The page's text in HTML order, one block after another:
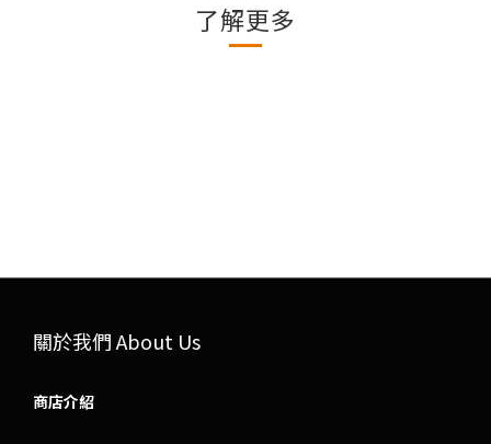
了解更多
關於我們 About Us
商店介紹